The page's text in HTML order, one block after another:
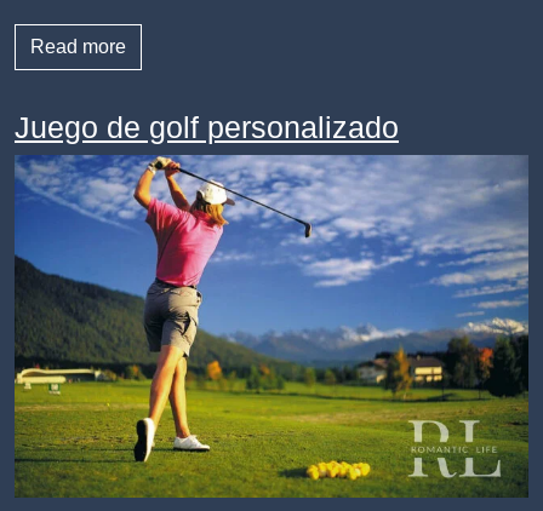
Read more
Juego de golf personalizado